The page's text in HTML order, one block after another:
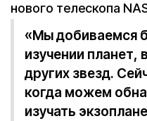
нового телескопа
«Мы добиваемся
изучении
других звезд.
когда можем
изучать